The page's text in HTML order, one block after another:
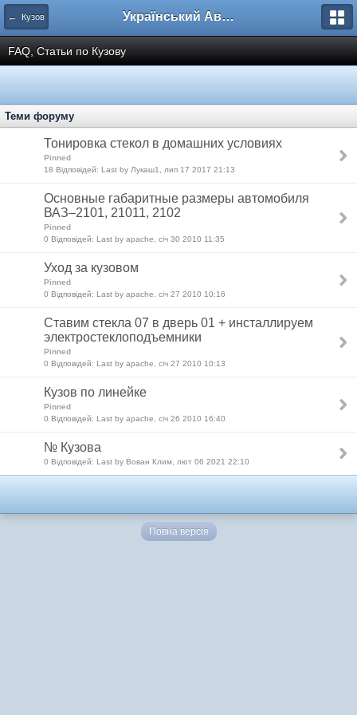
← Кузов Український Автоклуб ВАЗ
FAQ, Статьи по Кузову
Теми форуму
Тонировка стекол в домашних условиях
Pinned
18 Відповідей: Last by Лукаш1, лип 17 2017 21:13
Основные габаритные размеры автомобиля
ВАЗ–2101, 21011, 2102
Pinned
0 Відповідей: Last by apache, січ 30 2010 11:35
Уход за кузовом
Pinned
0 Відповідей: Last by apache, січ 27 2010 10:16
Ставим стекла 07 в дверь 01 + инсталлируем
электростеклоподъемники
Pinned
0 Відповідей: Last by apache, січ 27 2010 10:13
Кузов по линейке
Pinned
0 Відповідей: Last by apache, січ 26 2010 16:40
№ Кузова
0 Відповідей: Last by Вован Клим, лют 06 2021 22:10
Повна версія